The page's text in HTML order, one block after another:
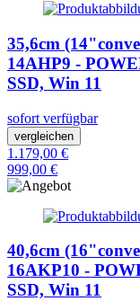
35,6cm
14AHP9 -
SSD, Win 11
sofort verfügbar
vergleichen
1.179,00 €
999,00 €
40,6cm
16AKP10 -
SSD, Win 11